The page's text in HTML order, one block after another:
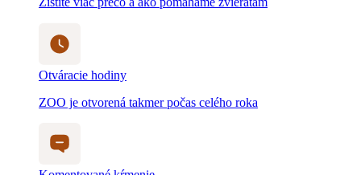
Otváracie hodiny
ZOO je otvorená takmer počas celého roka